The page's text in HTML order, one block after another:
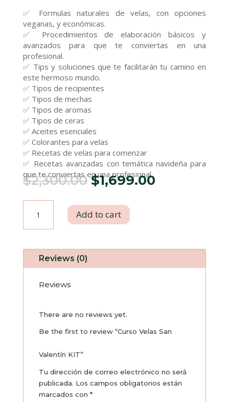
✅ Formulas naturales de velas, con opciones
veganas, y económicas.
✅ Procedimientos de elaboración básicos y
avanzados para que te conviertas en una
profesional.
✅ Tips y soluciones que te facilitarán tu camino en
este hermoso mundo.
✅ Tipos de recipientes
✅ Tipos de mechas
✅ Tipos de aromas
✅ Tipos de ceras
✅ Aceites esenciales
✅ Colorantes para velas
✅ Recetas de velas para comenzar
✅ Recetas avanzadas con temática navideña para
que te conviertas en una profesional.
$2,300.00Original
price
was:
$2,300.00.
$1,699.00Current
$1,699.00.
Curso
Valentín
Add to cart
Reviews (0)
Reviews
There are no reviews yet.
Be the first to review “Curso Velas San
Valentín KIT”
Tu dirección de correo electrónico no será
publicada. Los campos obligatorios están
marcados con *